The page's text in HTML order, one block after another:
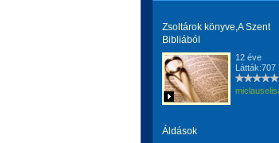
Zsoltárok könyve,A Szent
Bibliából
12 éve
Látták:707
Áldások